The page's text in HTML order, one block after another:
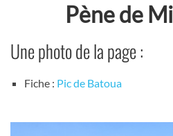
Pène de
Une photo de la page :
Fiche : Pic de Batoua